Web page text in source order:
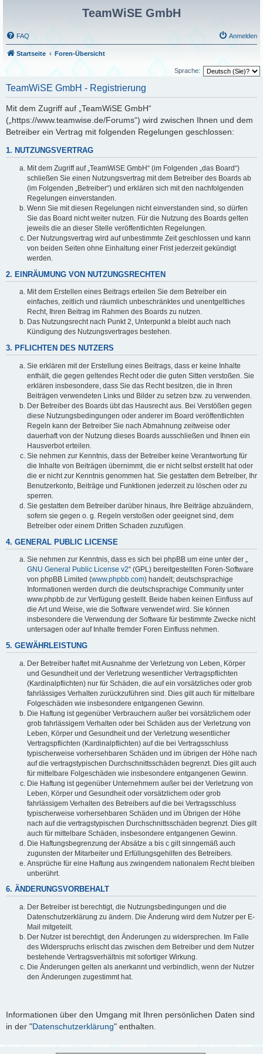
TeamWiSE GmbH
FAQ Anmelden
Startseite Foren-Übersicht
Sprache:
TeamWiSE GmbH - Registrierung
Mit dem Zugriff auf „TeamWiSE GmbH“
(„https://www.teamwise.de/Forums“) wird zwischen Ihnen und dem
Betreiber ein Vertrag mit folgenden Regelungen geschlossen:
1. NUTZUNGSVERTRAG
Mit dem Zugriff auf „TeamWiSE GmbH“ (im Folgenden „das Board“)
schließen Sie einen Nutzungsvertrag mit dem Betreiber des Boards ab
(im Folgenden „Betreiber“) und erklären sich mit den nachfolgenden
Regelungen einverstanden.
Wenn Sie mit diesen Regelungen nicht einverstanden sind, so dürfen
Sie das Board nicht weiter nutzen. Für die Nutzung des Boards gelten
jeweils die an dieser Stelle veröffentlichten Regelungen.
Der Nutzungsvertrag wird auf unbestimmte Zeit geschlossen und kann
von beiden Seiten ohne Einhaltung einer Frist jederzeit gekündigt
werden.
2. EINRÄUMUNG VON NUTZUNGSRECHTEN
Mit dem Erstellen eines Beitrags erteilen Sie dem Betreiber ein
einfaches, zeitlich und räumlich unbeschränktes und unentgeltliches
Recht, Ihren Beitrag im Rahmen des Boards zu nutzen.
Das Nutzungsrecht nach Punkt 2, Unterpunkt a bleibt auch nach
Kündigung des Nutzungsvertrages bestehen.
3. PFLICHTEN DES NUTZERS
Sie erklären mit der Erstellung eines Beitrags, dass er keine Inhalte
enthält, die gegen geltendes Recht oder die guten Sitten verstoßen. Sie
erklären insbesondere, dass Sie das Recht besitzen, die in Ihren
Beiträgen verwendeten Links und Bilder zu setzen bzw. zu verwenden.
Der Betreiber des Boards übt das Hausrecht aus. Bei Verstößen gegen
diese Nutzungsbedingungen oder anderer im Board veröffentlichten
Regeln kann der Betreiber Sie nach Abmahnung zeitweise oder
dauerhaft von der Nutzung dieses Boards ausschließen und Ihnen ein
Hausverbot erteilen.
Sie nehmen zur Kenntnis, dass der Betreiber keine Verantwortung für
die Inhalte von Beiträgen übernimmt, die er nicht selbst erstellt hat oder
die er nicht zur Kenntnis genommen hat. Sie gestatten dem Betreiber, Ihr
Benutzerkonto, Beiträge und Funktionen jederzeit zu löschen oder zu
sperren.
Sie gestatten dem Betreiber darüber hinaus, Ihre Beiträge abzuändern,
sofern sie gegen o. g. Regeln verstoßen oder geeignet sind, dem
Betreiber oder einem Dritten Schaden zuzufügen.
4. GENERAL PUBLIC LICENSE
Sie nehmen zur Kenntnis, dass es sich bei phpBB um eine unter der „
GNU General Public License v2“ (GPL) bereitgestellten Foren-Software
von phpBB Limited (www.phpbb.com) handelt; deutschsprachige
Informationen werden durch die deutschsprachige Community unter
www.phpbb.de zur Verfügung gestellt. Beide haben keinen Einfluss auf
die Art und Weise, wie die Software verwendet wird. Sie können
insbesondere die Verwendung der Software für bestimmte Zwecke nicht
untersagen oder auf Inhalte fremder Foren Einfluss nehmen.
5. GEWÄHRLEISTUNG
Der Betreiber haftet mit Ausnahme der Verletzung von Leben, Körper
und Gesundheit und der Verletzung wesentlicher Vertragspflichten
(Kardinalpflichten) nur für Schäden, die auf ein vorsätzliches oder grob
fahrlässiges Verhalten zurückzuführen sind. Dies gilt auch für mittelbare
Folgeschäden wie insbesondere entgangenen Gewinn.
Die Haftung ist gegenüber Verbrauchern außer bei vorsätzlichem oder
grob fahrlässigem Verhalten oder bei Schäden aus der Verletzung von
Leben, Körper und Gesundheit und der Verletzung wesentlicher
Vertragspflichten (Kardinalpflichten) auf die bei Vertragsschluss
typischerweise vorhersehbaren Schäden und im übrigen der Höhe nach
auf die vertragstypischen Durchschnittsschäden begrenzt. Dies gilt auch
für mittelbare Folgeschäden wie insbesondere entgangenen Gewinn.
Die Haftung ist gegenüber Unternehmern außer bei der Verletzung von
Leben, Körper und Gesundheit oder vorsätzlichem oder grob
fahrlässigem Verhalten des Betreibers auf die bei Vertragsschluss
typischerweise vorhersehbaren Schäden und im Übrigen der Höhe
nach auf die vertragstypischen Durchschnittsschäden begrenzt. Dies gilt
auch für mittelbare Schäden, insbesondere entgangenen Gewinn.
Die Haftungsbegrenzung der Absätze a bis c gilt sinngemäß auch
zugunsten der Mitarbeiter und Erfüllungsgehilfen des Betreibers.
Ansprüche für eine Haftung aus zwingendem nationalem Recht bleiben
unberührt.
6. ÄNDERUNGSVORBEHALT
Der Betreiber ist berechtigt, die Nutzungsbedingungen und die
Datenschutzerklärung zu ändern. Die Änderung wird dem Nutzer per E-
Mail mitgeteilt.
Der Nutzer ist berechtigt, den Änderungen zu widersprechen. Im Falle
des Widerspruchs erlischt das zwischen dem Betreiber und dem Nutzer
bestehende Vertragsverhältnis mit sofortiger Wirkung.
Die Änderungen gelten als anerkannt und verbindlich, wenn der Nutzer
den Änderungen zugestimmt hat.
Informationen über den Umgang mit Ihren persönlichen Daten sind
in der "Datenschutzerklärung" enthalten.